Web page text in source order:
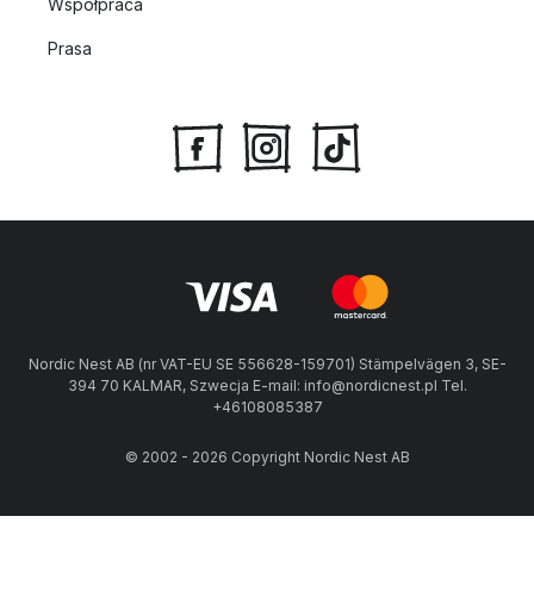
Współpraca
Prasa
Nordic Nest AB (nr VAT-EU SE 556628-159701) Stämpelvägen 3, SE-
394 70 KALMAR, Szwecja E-mail: info@nordicnest.pl Tel.
+46108085387
© 2002 - 2026 Copyright Nordic Nest AB